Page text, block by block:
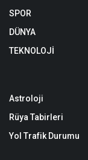
SPOR
DÜNYA
TEKNOLOJİ
Astroloji
Rüya Tabirleri
Yol Trafik Durumu